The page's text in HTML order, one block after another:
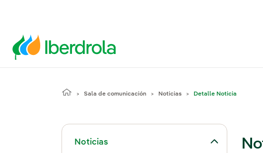
Sala de comunicación Noticias Detalle Noticia
Noticias
Alternar el submenú para Noticias